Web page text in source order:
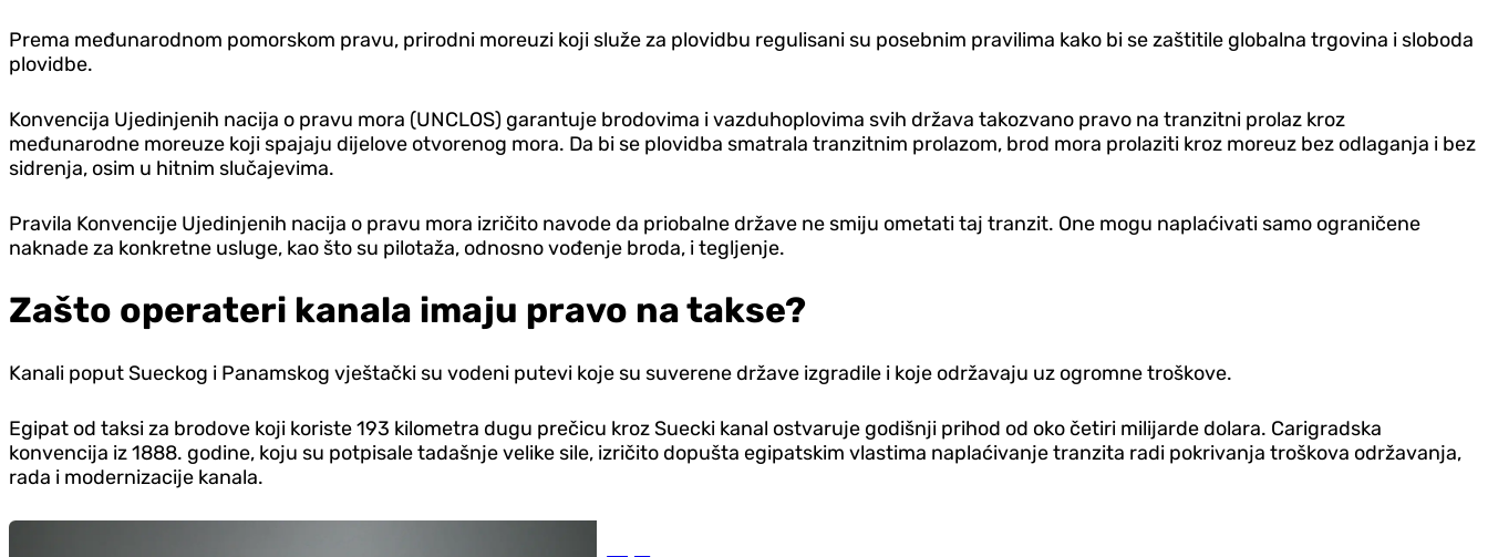
Prema međunarodnom pomorskom pravu, prirodni moreuzi koji služe za plovidbu regulisani su posebnim pravilima kako bi se zaštitile globalna trgovina i sloboda
plovidbe.
Konvencija Ujedinjenih nacija o pravu mora (UNCLOS) garantuje brodovima i vazduhoplovima svih država takozvano pravo na tranzitni prolaz kroz
međunarodne moreuze koji spajaju dijelove otvorenog mora. Da bi se plovidba smatrala tranzitnim prolazom, brod mora prolaziti kroz moreuz bez odlaganja i bez
sidrenja, osim u hitnim slučajevima.
Pravila Konvencije Ujedinjenih nacija o pravu mora izričito navode da priobalne države ne smiju ometati taj tranzit. One mogu naplaćivati samo ograničene
naknade za konkretne usluge, kao što su pilotaža, odnosno vođenje broda, i tegljenje.
Zašto operateri kanala imaju pravo na takse?
Kanali poput Sueckog i Panamskog vještački su vodeni putevi koje su suverene države izgradile i koje održavaju uz ogromne troškove.
Egipat od taksi za brodove koji koriste 193 kilometra dugu prečicu kroz Suecki kanal ostvaruje godišnji prihod od oko četiri milijarde dolara. Carigradska
konvencija iz 1888. godine, koju su potpisale tadašnje velike sile, izričito dopušta egipatskim vlastima naplaćivanje tranzita radi pokrivanja troškova održavanja,
rada i modernizacije kanala.